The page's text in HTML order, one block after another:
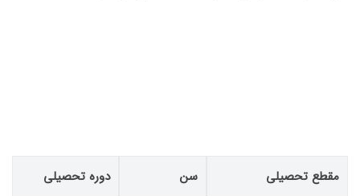
مقطع تحصیلی سن دوره تحصیلی